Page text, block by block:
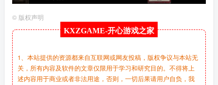
© 版权声明
KXZGAME-开心游戏之家
1、本站提供的资源都来自互联网或网友投稿，版权争议与本站无
关，所有内容及软件的文章仅限用于学习和研究目的。不得将上
述内容用于商业或者非法用途，否则，一切后果请用户自负，我